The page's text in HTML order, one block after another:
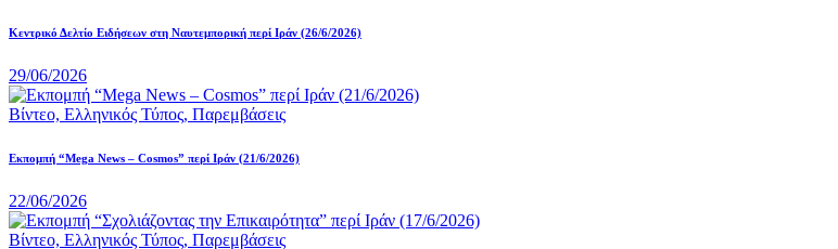
Κεντρικό Δελτίο Ειδήσεων στη Ναυτεμπορική περί Iράν (26/6/2026)
29/06/2026
Βίντεο, Ελληνικός Τύπος, Παρεμβάσεις
Eκπομπή “Mega News – Cosmos” περί Ιράν (21/6/2026)
22/06/2026
Βίντεο, Ελληνικός Τύπος, Παρεμβάσεις